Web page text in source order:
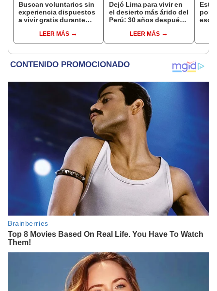
Buscan voluntarios sin
experiencia dispuestos
a vivir gratis durante
cuidar caballos, burros
y otros animales
LEER MÁS
Dejó Lima para vivir en
el desierto más árido del
Perú: 30 años después,
creó un sorprendente
ecosistema
LEER MÁS
Esta
por